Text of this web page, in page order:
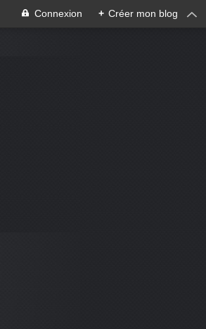
Connexion + Créer mon blog